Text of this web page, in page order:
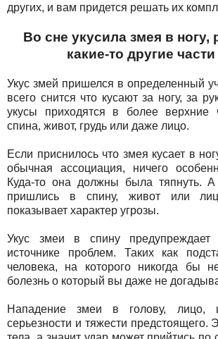
других, и вам придется решать их
Во сне укусила змея в ногу,
какие-то другие части
Укус змей пришелся в определенный
всего снится что кусают за ногу, за
укусы приходятся в более верхние
спина, живот, грудь или даже лицо.
Если приснилось что змея кусает в
обычная ассоциация, ничего
Куда-то она должны была тяпнуть. А
пришлись в спину, живот или
показывает характер угрозы.
Укус змеи в спину
источнике проблем. Таких как
человека, на которого никогда бы
болезнь о который вы даже не
Нападение змеи в голову, лицо,
серьезности и тяжести предстоящего.